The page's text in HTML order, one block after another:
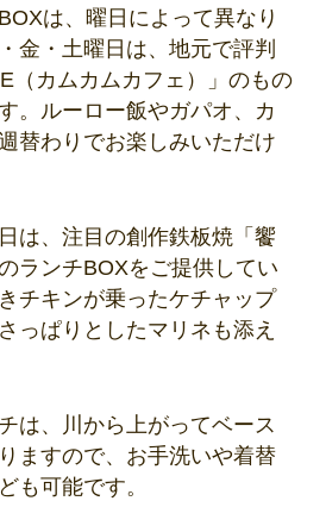
は、曜日によって異なり
金・土曜日は、地元で評判
（カムカムカフェ）」のもの
。ルーロー飯やガパオ、カ
替わりでお楽しみいただけ
は、注目の創作鉄板焼「饗
ランチBOXをご提供してい
チキンが乗ったケチャップ
っぱりとしたマリネも添え
は、川から上がってベース
ますので、お手洗いや着替
も可能です。